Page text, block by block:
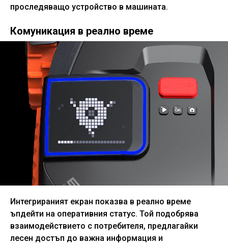
проследяващо устройство в машината.
Комуникация в реално време
Интегрираният екран показва в реално време
ъпдейти на оперативния статус. Той подобрява
взаимодействието с потребителя, предлагайки
лесен достъп до важна информация и